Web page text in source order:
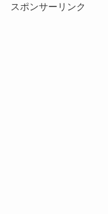
スポンサーリンク